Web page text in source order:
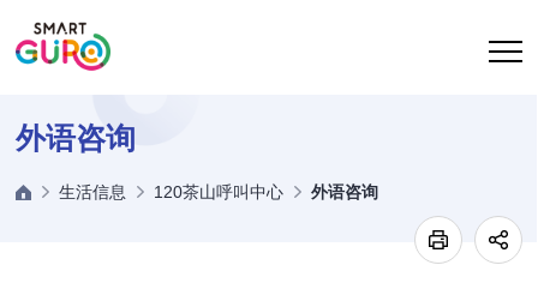
外语咨询
生活信息 120茶山呼叫中心 外语咨询